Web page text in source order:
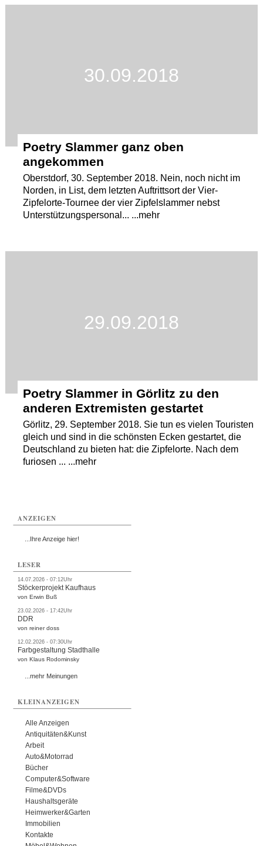
30.09.2018
Poetry Slammer ganz oben
angekommen
Oberstdorf, 30. September 2018. Nein, noch nicht im
Norden, in List, dem letzten Auftrittsort der Vier-
Zipfelorte-Tournee der vier Zipfelslammer nebst
Unterstützungspersonal... ...mehr
29.09.2018
Poetry Slammer in Görlitz zu den
anderen Extremisten gestartet
Görlitz, 29. September 2018. Sie tun es vielen Touristen
gleich und sind in die schönsten Ecken gestartet, die
Deutschland zu bieten hat: die Zipfelorte. Nach dem
furiosen ... ...mehr
ANZEIGEN
...Ihre Anzeige hier!
LESER
14.07.2026 - 07:12Uhr
Stöckerprojekt Kaufhaus
von Erwin Buß
23.02.2026 - 17:42Uhr
DDR
von reiner doss
12.02.2026 - 07:30Uhr
Farbgestaltung Stadthalle
von Klaus Rodominsky
...mehr Meinungen
KLEINANZEIGEN
Alle Anzeigen
Antiquitäten&Kunst
Arbeit
Auto&Motorrad
Bücher
Computer&Software
Filme&DVDs
Haushaltsgeräte
Heimwerker&Garten
Immobilien
Kontakte